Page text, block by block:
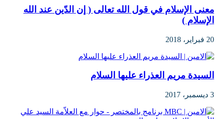
معنى الإسلام في قول الله تعالى ( إن الدّين عند الله
الإسلام )
20 فبراير، 2018
السيدة مريم العذراء عليها السلام
3 ديسمبر، 2017